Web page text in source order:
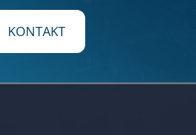
KONTAKT